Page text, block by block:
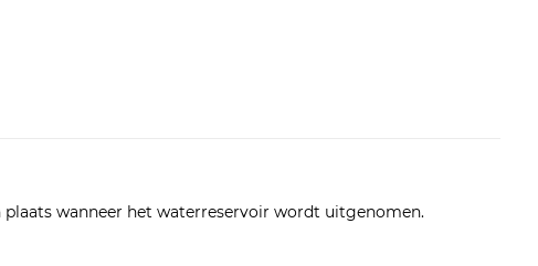
plaats wanneer het waterreservoir wordt uitgenomen.